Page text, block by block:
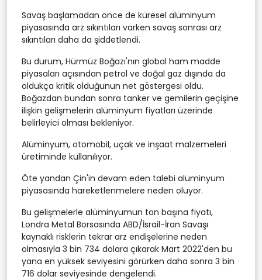
Savaş başlamadan önce de küresel alüminyum
piyasasında arz sıkıntıları varken savaş sonrası arz
sıkıntıları daha da şiddetlendi.
Bu durum, Hürmüz Boğazı'nın global ham madde
piyasaları açısından petrol ve doğal gaz dışında da
oldukça kritik olduğunun net göstergesi oldu.
Boğazdan bundan sonra tanker ve gemilerin geçişine
ilişkin gelişmelerin alüminyum fiyatları üzerinde
belirleyici olması bekleniyor.
Alüminyum, otomobil, uçak ve inşaat malzemeleri
üretiminde kullanılıyor.
Öte yandan Çin'in devam eden talebi alüminyum
piyasasında hareketlenmelere neden oluyor.
Bu gelişmelerle alüminyumun ton başına fiyatı,
Londra Metal Borsasında ABD/İsrail-İran Savaşı
kaynaklı risklerin tekrar arz endişelerine neden
olmasıyla 3 bin 734 dolara çıkarak Mart 2022'den bu
yana en yüksek seviyesini görürken daha sonra 3 bin
716 dolar seviyesinde dengelendi.